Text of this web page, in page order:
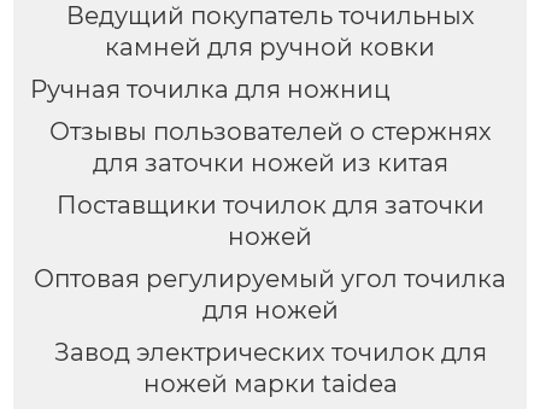
Ведущий покупатель точильных
камней для ручной ковки
Ручная точилка для ножниц
Отзывы пользователей о стержнях
для заточки ножей из китая
Поставщики точилок для заточки
ножей
Оптовая регулируемый угол точилка
для ножей
Завод электрических точилок для
ножей марки taidea